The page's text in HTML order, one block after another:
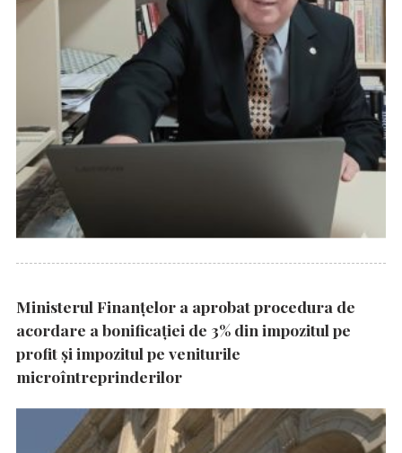
Ministerul Finanțelor a aprobat procedura de
acordare a bonificației de 3% din impozitul pe
profit și impozitul pe veniturile
microîntreprinderilor